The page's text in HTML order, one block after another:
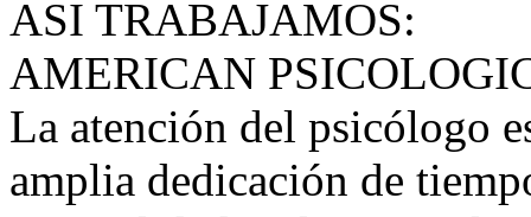
ASI TRABAJAMOS:
AMERICAN
La atención del psicólogo
amplia dedicación de